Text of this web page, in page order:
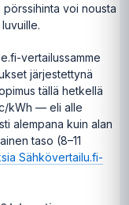
voi nousta
vertailussamme
järjestettynä
tällä hetkellä
kWh — eli alle
alempana kuin alan
taso (8–11
Sähkövertailu.fi-